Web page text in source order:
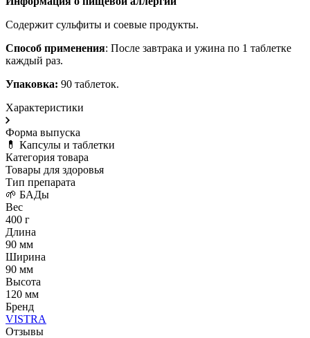
Содержит сульфиты и соевые продукты.
Способ применения: После завтрака и ужина по 1 таблетке
каждый раз.
Упаковка: 90 таблеток.
Характеристики
Форма выпуска
💊 Капсулы и таблетки
Категория товара
Товары для здоровья
Тип препарата
🌱 БАДы
Вес
400 г
Длина
90 мм
Ширина
90 мм
Высота
120 мм
Бренд
VISTRA
Отзывы